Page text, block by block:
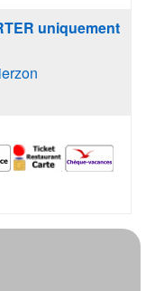
uniquement